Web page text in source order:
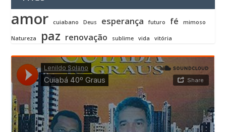
amor cuiabano Deus esperança futuro fé mimoso
Natureza paz renovação sublime vida vitória